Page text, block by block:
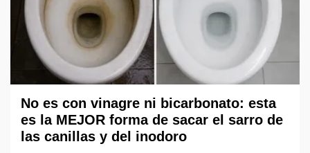
No es con vinagre ni bicarbonato: esta
es la MEJOR forma de sacar el sarro de
las canillas y del inodoro